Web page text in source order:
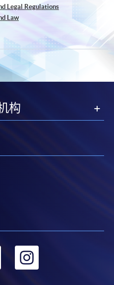
Legal Regulations
Law
构
转